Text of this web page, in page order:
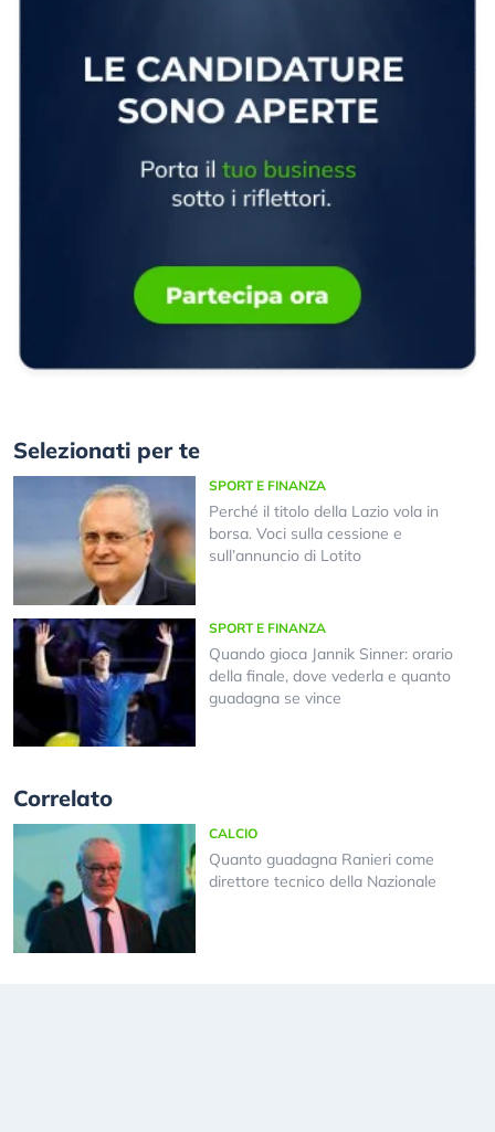
Selezionati per te
SPORT E FINANZA
Perché il titolo della Lazio vola in
borsa. Voci sulla cessione e
sull’annuncio di Lotito
SPORT E FINANZA
Quando gioca Jannik Sinner: orario
della finale, dove vederla e quanto
guadagna se vince
Correlato
CALCIO
Quanto guadagna Ranieri come
direttore tecnico della Nazionale